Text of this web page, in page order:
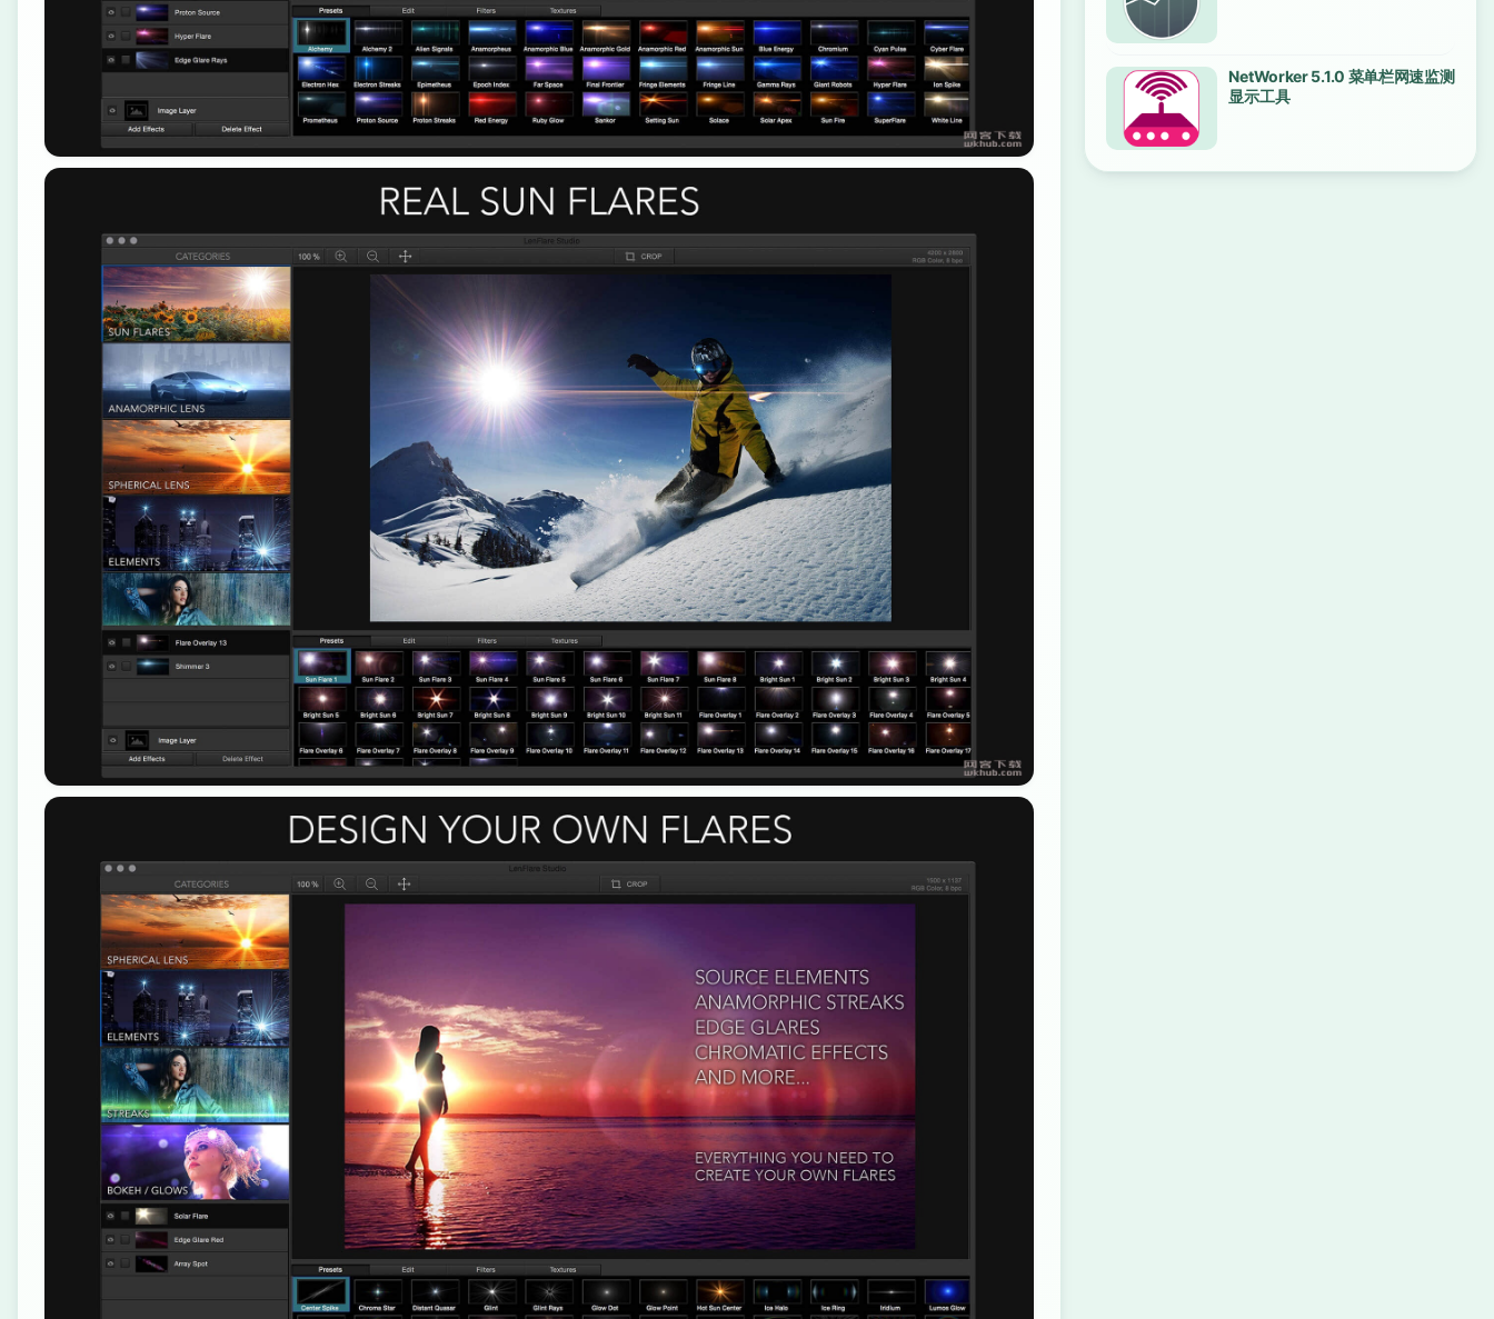
NetWorker 5.1.0 菜单栏网速监测
显示工具